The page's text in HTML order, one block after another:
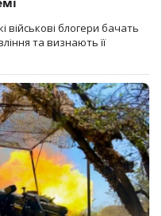
військові блогери бачать
та визнають її